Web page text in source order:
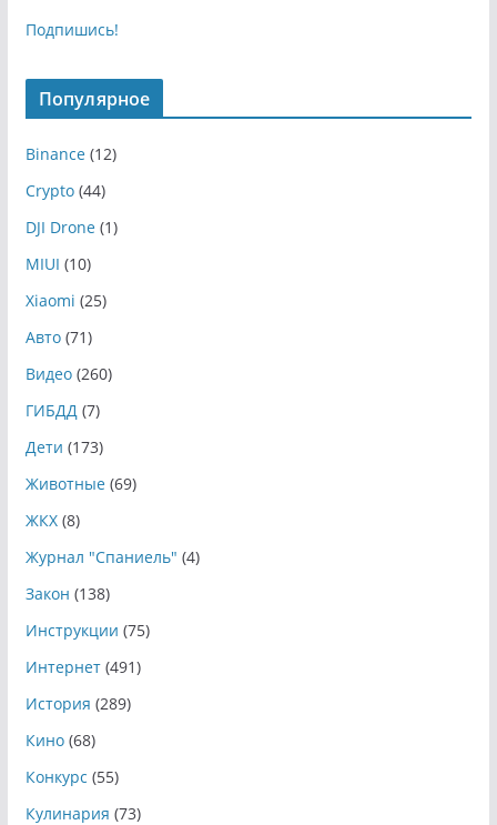
Подпишись!
Популярное
Binance(12)
Crypto(44)
DJI Drone(1)
MIUI (10)
Xiaomi (25)
Авто(71)
Видео(260)
ГИБДД(7)
Дети (173)
Животные(69)
ЖКХ(8)
Журнал "Спаниель" (4)
Закон (138)
Инструкции (75)
Интернет(491)
История (289)
Кино(68)
Конкурс (55)
Кулинария (73)